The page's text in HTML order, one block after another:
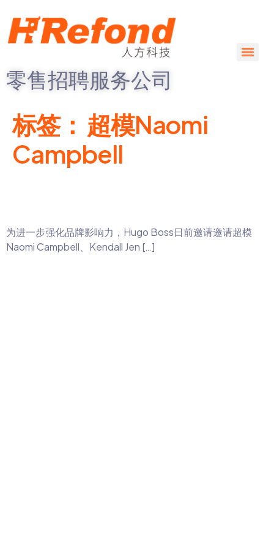
零售招聘服务公司
标签： 超模Naomi
Campbell
为进一步强化品牌影响力，Hugo Boss日前邀请邀请超模
Naomi Campbell、Kendall Jen […]